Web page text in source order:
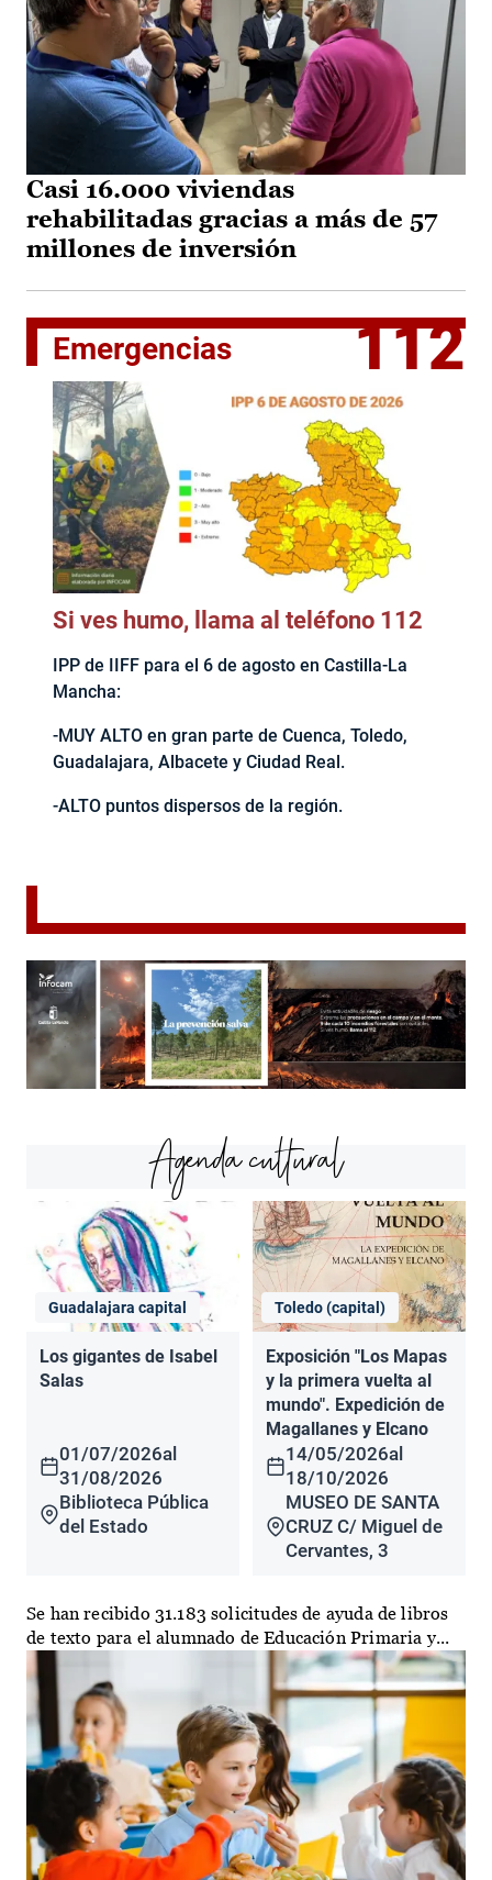
Casi 16.000 viviendas
rehabilitadas gracias a más de 57
millones de inversión
Emergencias 112
Si ves humo, llama al teléfono 112
IPP de IIFF para el 6 de agosto en Castilla-La
Mancha:
-MUY ALTO en gran parte de Cuenca, Toledo,
Guadalajara, Albacete y Ciudad Real.
-ALTO puntos dispersos de la región.
Agenda cultural
Guadalajara capital
Los gigantes de Isabel
Salas
01/07/2026al
31/08/2026
Biblioteca Pública
del Estado
Toledo (capital)
Exposición "Los Mapas
y la primera vuelta al
mundo". Expedición de
Magallanes y Elcano
14/05/2026al
18/10/2026
MUSEO DE SANTA
CRUZ C/ Miguel de
Cervantes, 3
Se han recibido 31.183 solicitudes de ayuda de libros
de texto para el alumnado de Educación Primaria y...